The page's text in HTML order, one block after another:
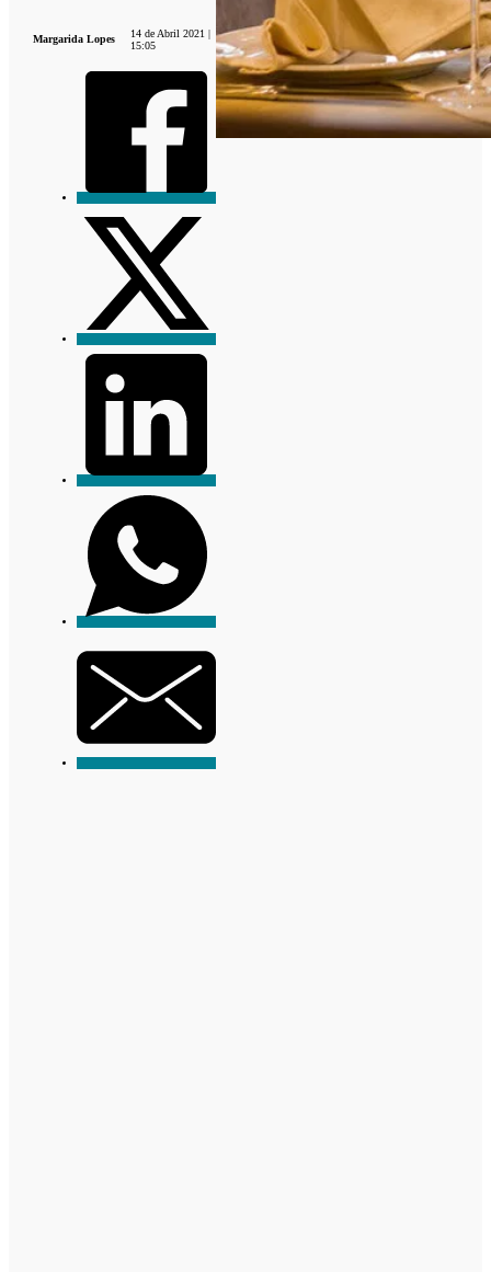
Margarida Lopes
14 de Abril 2021 |
15:05